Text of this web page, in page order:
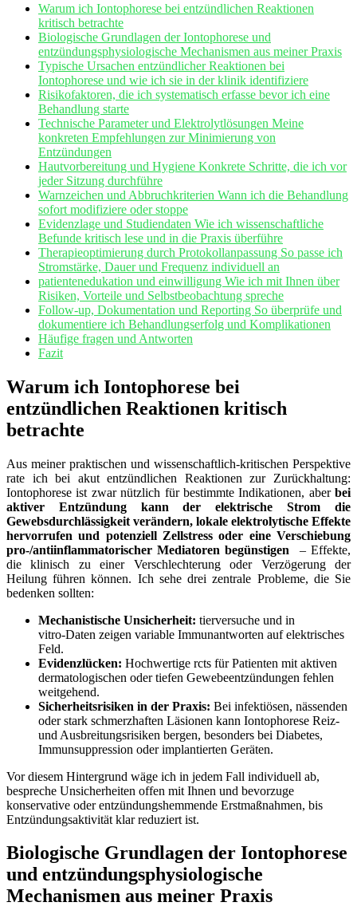
Warum ‌ich Iontophorese ‍bei ⁤entzündlichen Reaktionen
kritisch betrachte
Biologische Grundlagen der Iontophorese und
entzündungsphysiologische Mechanismen aus ⁢meiner ​Praxis
Typische ⁣Ursachen entzündlicher​ Reaktionen‌ bei
Iontophorese und wie ich sie in der klinik identifiziere
Risikofaktoren, die ich‌ systematisch erfasse bevor ich eine
Behandlung⁣ starte
Technische Parameter und Elektrolytlösungen⁤ Meine‍
konkreten Empfehlungen⁣ zur Minimierung von
Entzündungen
Hautvorbereitung und Hygiene Konkrete Schritte, die ​ich vor
jeder ⁢Sitzung durchführe
Warnzeichen und Abbruchkriterien Wann ich die Behandlung
sofort modifiziere oder ​stoppe
Evidenzlage und Studiendaten​ Wie ich‌ wissenschaftliche⁣
Befunde kritisch lese⁣ und in die Praxis überführe
Therapieoptimierung durch⁢ Protokollanpassung ​So passe ich
Stromstärke, ​Dauer⁢ und Frequenz individuell an
patientenedukation und einwilligung⁣ Wie ich ​mit ​Ihnen über
Risiken, Vorteile und Selbstbeobachtung spreche
Follow-up, Dokumentation und Reporting​ So überprüfe⁢ und​
dokumentiere ich​ Behandlungserfolg ​und Komplikationen
Häufige fragen und Antworten
Fazit
Warum ​ich Iontophorese bei
entzündlichen Reaktionen kritisch
‌betrachte
Aus meiner praktischen⁣ und wissenschaftlich-kritischen ‍Perspektive
rate ich ‍bei akut entzündlichen Reaktionen zur Zurückhaltung:
Iontophorese ist​ zwar nützlich ⁤für ⁣bestimmte Indikationen, aber bei
aktiver Entzündung kann der elektrische ‌Strom die
Gewebsdurchlässigkeit ‍verändern, lokale elektrolytische Effekte
⁤hervorrufen und potenziell​ Zellstress ‌oder eine Verschiebung
pro‑/antiinflammatorischer ‌Mediatoren begünstigen ⁢ – Effekte,
die klinisch zu einer ⁣Verschlechterung oder Verzögerung ​der
Heilung führen können. Ich sehe drei⁣ zentrale Probleme, die Sie
bedenken‍ sollten:
Mechanistische Unsicherheit: ⁢tierversuche​ und in
vitro‑Daten zeigen variable ⁢Immunantworten auf elektrisches
Feld.
Evidenzlücken: Hochwertige ‍rcts für Patienten mit aktiven
dermatologischen‌ oder tiefen Gewebeentzündungen ‍fehlen​
weitgehend.
Sicherheitsrisiken​ in​ der Praxis: Bei infektiösen, nässenden
oder stark schmerzhaften Läsionen kann Iontophorese Reiz-
und ‌Ausbreitungsrisiken⁣ bergen, besonders bei ⁢Diabetes,
Immunsuppression oder implantierten Geräten.
Vor diesem⁤ Hintergrund wäge ich in jedem Fall individuell ab,
bespreche Unsicherheiten offen mit Ihnen und⁢ bevorzuge
konservative oder entzündungshemmende‌ Erstmaßnahmen, bis
Entzündungsaktivität klar⁣ reduziert ist.
Biologische Grundlagen der‌ Iontophorese
und entzündungsphysiologische​
Mechanismen aus meiner Praxis